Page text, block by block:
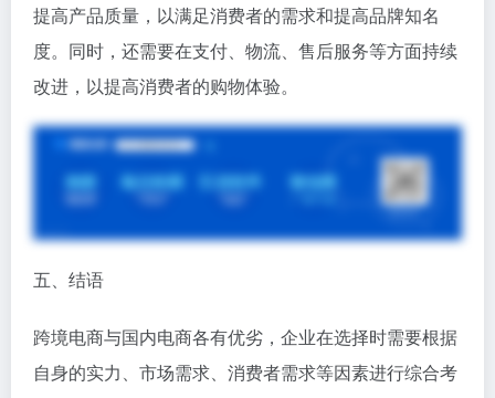
提高产品质量，以满足消费者的需求和提高品牌知名
度。同时，还需要在支付、物流、售后服务等方面持续
改进，以提高消费者的购物体验。
五、结语
跨境电商与国内电商各有优劣，企业在选择时需要根据
自身的实力、市场需求、消费者需求等因素进行综合考